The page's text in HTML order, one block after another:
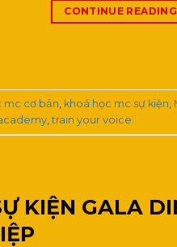
CONTINUE READING
mc cơ bản khoá học mc sự kiện
,train your voice
KIỆN GALA